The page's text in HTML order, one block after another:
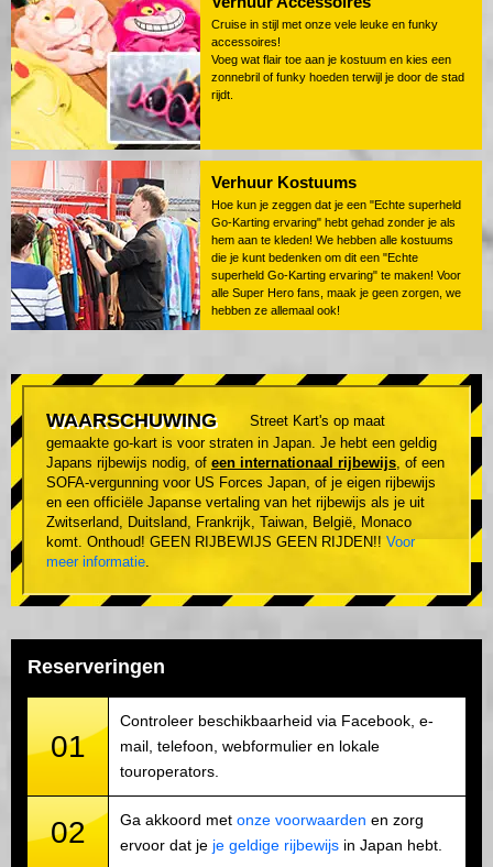
Cruise in stijl met onze vele leuke en funky
accessoires!
Voeg wat flair toe aan je kostuum en kies een
zonnebril of funky hoeden terwijl je door de stad
rijdt.
Verhuur Kostuums
Hoe kun je zeggen dat je een "Echte superheld
Go-Karting ervaring" hebt gehad zonder je als
hem aan te kleden! We hebben alle kostuums
die je kunt bedenken om dit een "Echte
superheld Go-Karting ervaring" te maken! Voor
alle Super Hero fans, maak je geen zorgen, we
hebben ze allemaal ook!
WAARSCHUWING
Street Kart's op maat
gemaakte go-kart is voor straten in Japan. Je hebt een geldig
Japans rijbewijs nodig, of een internationaal rijbewijs , of een
SOFA-vergunning voor US Forces Japan, of je eigen rijbewijs
en een officiële Japanse vertaling van het rijbewijs als je uit
Zwitserland, Duitsland, Frankrijk, Taiwan, België, Monaco
komt. Onthoud! GEEN RIJBEWIJS GEEN RIJDEN!! Voor
meer informatie
Reserveringen
01
Controleer beschikbaarheid via Facebook, e-
mail, telefoon, webformulier en lokale
touroperators.
02 Ga akkoord met onze voorwaarden en zorg
ervoor dat je je geldige rijbewijs in Japan hebt.